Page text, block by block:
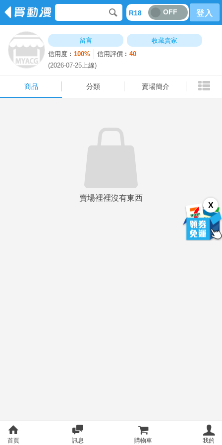
R18 OFF 登入
留言
收藏賣家
信用度︰100% 信用評價︰40
(2026-07-25上線)
商品 分類 賣場簡介
X
賣場裡裡沒有東西
商品 分類 賣場簡介
首頁 訊息 購物車 我的